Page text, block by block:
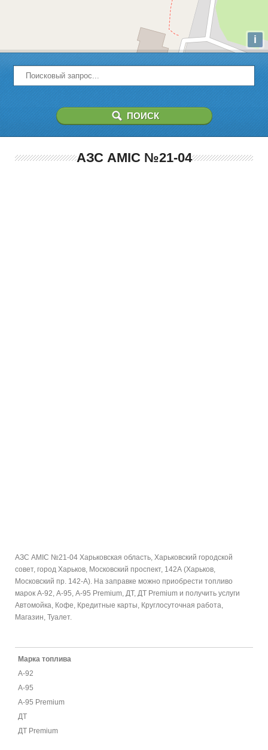
i
АЗС AMIC №21-04
АЗС AMIC №21-04 Харьковская область, Харьковский городской
совет, город Харьков, Московский проспект, 142А (Харьков,
Московский пр. 142-А). На заправке можно приобрести топливо
марок А-92, А-95, А-95 Premium, ДТ, ДТ Premium и получить услуги
Автомойка, Кофе, Кредитные карты, Круглосуточная работа,
Магазин, Туалет.
Марка топлива
А-92
А-95
А-95 Premium
ДТ
ДТ Premium